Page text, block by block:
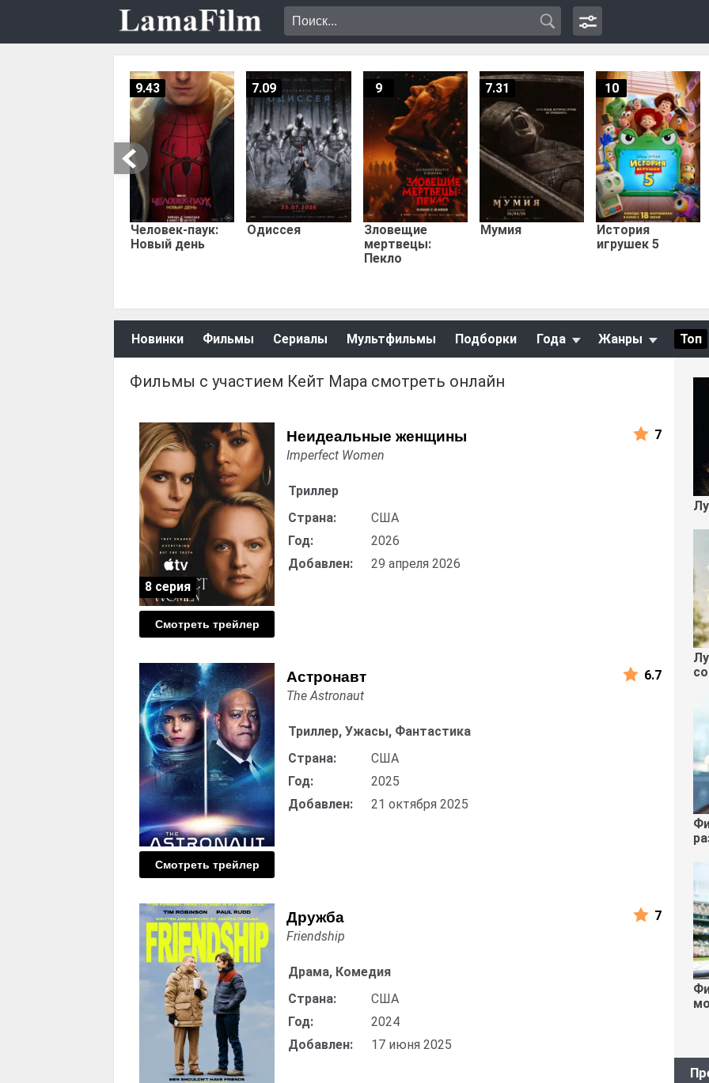
Человек-паук:
Новый день
9.43
Одиссея
7.09
Зловещие
мертвецы:
Пекло
9
Мумия
7.31
История
игрушек 5
10
Новинки Фильмы Сериалы Мультфильмы Подборки Года Жанры Топ
Фильмы с участием Кейт Мара смотреть онлайн
Неидеальные женщины
Смотреть трейлер
Imperfect Women
Триллер
Страна:
США
Год:
2026
Добавлен:
29 апреля 2026
8 серия
7
Астронавт
Смотреть трейлер
The Astronaut
Триллер, Ужасы, Фантастика
Страна:
США
Год:
2025
Добавлен:
21 октября 2025
6.7
Дружба
Friendship
Драма, Комедия
Страна:
США
Год:
2024
Добавлен:
17 июня 2025
7